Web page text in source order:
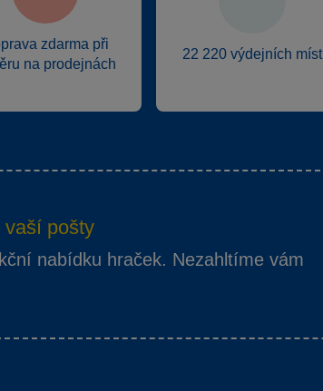
zdarma při
na prodejnách
22 220 výdejních míst
vaší pošty
nabídku hraček. Nezahltíme vám